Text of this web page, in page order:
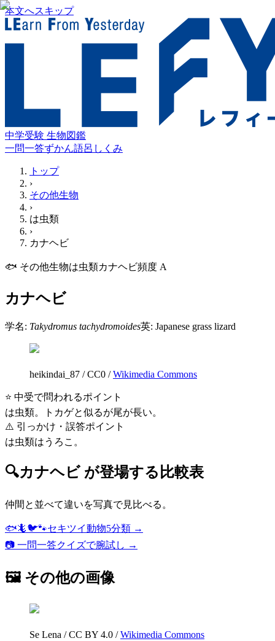
本文へスキップ
中学受験 生物図鑑
一問一答ずかん語呂 しくみ
トップ
›
その他生物
›
は虫類
›
カナヘビ
🐟 その他生物は虫類カナヘビ頻度 A
カナヘビ
学名: Takydromus tachydromoides英: Japanese grass lizard
heikindai_87 /CC0 / Wikimedia Commons
⭐ 中受で問われるポイント
は虫類。トカゲと似るが尾が長い。
⚠️ 引っかけ・誤答ポイント
は虫類はうろこ。
🔍カナヘビ が登場する比較表
仲間と並べて違いを写真で見比べる。
🐟🦎🐦🐾セキツイ動物5分類 →
📷 一問一答クイズで腕試し →
🖼 その他の画像
Se Lena /CC BY 4.0 / Wikimedia Commons